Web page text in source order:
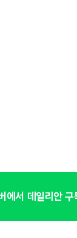
에서 데일리안 구